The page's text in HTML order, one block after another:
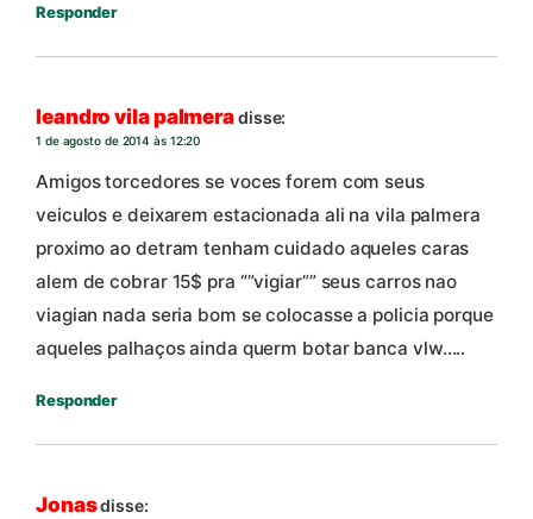
Responder
leandro vila palmeradisse:
1 de agosto de 2014 às 12:20
Amigos torcedores se voces forem com seus
veiculos e deixarem estacionada ali na vila palmera
proximo ao detram tenham cuidado aqueles caras
alem de cobrar 15$ pra “”vigiar”” seus carros nao
viagian nada seria bom se colocasse a policia porque
aqueles palhaços ainda querm botar banca vlw…..
Responder
Jonasdisse: